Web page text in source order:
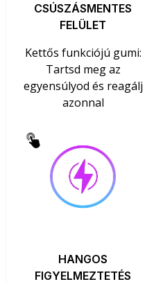
CSÚSZÁSMENTES
FELÜLET
Kettős funkciójú gumi:
Tartsd meg az
egyensúlyod és reagálj
azonnal
HANGOS
FIGYELMEZTETÉS